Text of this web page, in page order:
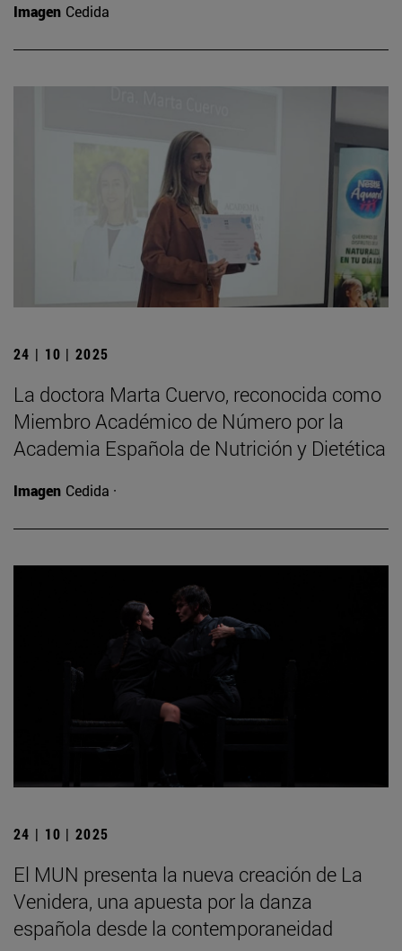
Imagen Cedida
24 | 10 | 2025
La doctora Marta Cuervo, reconocida como
Miembro Académico de Número por la
Academia Española de Nutrición y Dietética
Imagen Cedida ·
24 | 10 | 2025
El MUN presenta la nueva creación de La
Venidera, una apuesta por la danza
española desde la contemporaneidad